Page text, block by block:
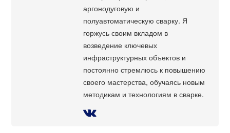
аргонодуговую и
полуавтоматическую сварку. Я
горжусь своим вкладом в
возведение ключевых
инфраструктурных объектов и
постоянно стремлюсь к повышению
своего мастерства, обучаясь новым
методикам и технологиям в сварке.